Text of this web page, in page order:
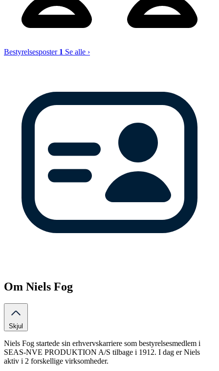
Bestyrelsesposter 1 Se alle ›
Om Niels Fog
Skjul
Niels Fog startede sin erhvervskarriere som bestyrelsesmedlem i
SEAS-NVE PRODUKTION A/S tilbage i 1912. I dag er Niels
aktiv i 2 forskellige virksomheder.